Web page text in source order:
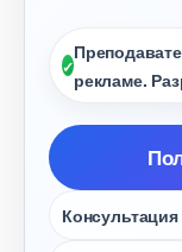
рекламе.